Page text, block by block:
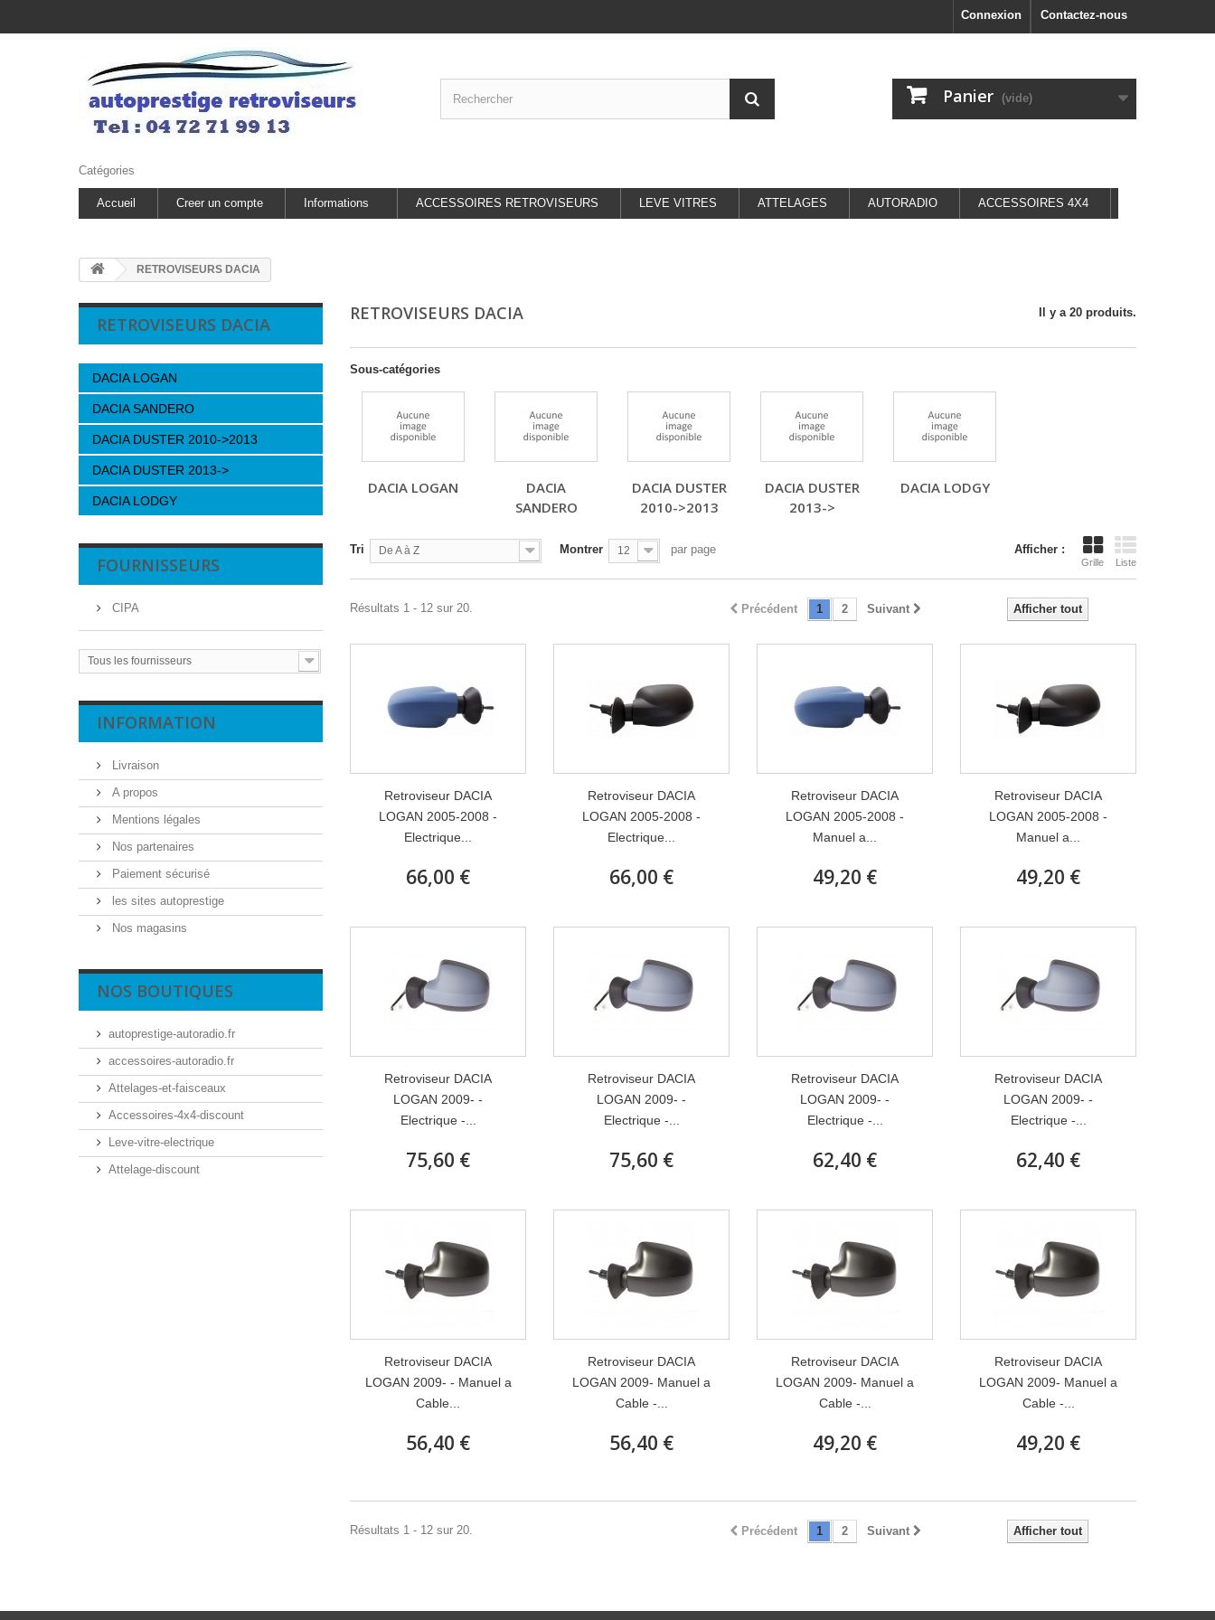
Contactez-nous
Connexion
Panier (vide)
Catégories
Accueil Creer un compte Informations ACCESSOIRES RETROVISEURS LEVE VITRES ATTELAGES AUTORADIO ACCESSOIRES 4X4
RETROVISEURS DACIA
RETROVISEURS DACIA
DACIA LOGAN
DACIA SANDERO
DACIA DUSTER 2010->2013
DACIA DUSTER 2013->
DACIA LODGY
FOURNISSEURS
CIPA
Tous les fournisseurs
INFORMATION
Livraison
A propos
Mentions légales
Nos partenaires
Paiement sécurisé
les sites autoprestige
Nos magasins
NOS BOUTIQUES
autoprestige-autoradio.fr
accessoires-autoradio.fr
Attelages-et-faisceaux
Accessoires-4x4-discount
Leve-vitre-electrique
Attelage-discount
RETROVISEURS DACIA Il y a 20 produits.
Sous-catégories
DACIA LOGAN
DACIA
SANDERO
DACIA DUSTER
2010->2013
DACIA DUSTER
2013->
DACIA LODGY
Afficher :
Grille Liste
Tri De A à Z Montrer 12 par page
Afficher tout
Précédent 1 2 Suivant
Résultats 1 - 12 sur 20.
Retroviseur DACIA
LOGAN 2005-2008 -
Electrique...
66,00 €
Retroviseur DACIA
LOGAN 2005-2008 -
Electrique...
66,00 €
Retroviseur DACIA
LOGAN 2005-2008 -
Manuel a...
49,20 €
Retroviseur DACIA
LOGAN 2005-2008 -
Manuel a...
49,20 €
Retroviseur DACIA
LOGAN 2009- -
Electrique -...
75,60 €
Retroviseur DACIA
LOGAN 2009- -
Electrique -...
75,60 €
Retroviseur DACIA
LOGAN 2009- -
Electrique -...
62,40 €
Retroviseur DACIA
LOGAN 2009- -
Electrique -...
62,40 €
Retroviseur DACIA
LOGAN 2009- - Manuel a
Cable...
56,40 €
Retroviseur DACIA
LOGAN 2009- Manuel a
Cable -...
56,40 €
Retroviseur DACIA
LOGAN 2009- Manuel a
Cable -...
49,20 €
Retroviseur DACIA
LOGAN 2009- Manuel a
Cable -...
49,20 €
Afficher tout
Précédent 1 2 Suivant
Résultats 1 - 12 sur 20.